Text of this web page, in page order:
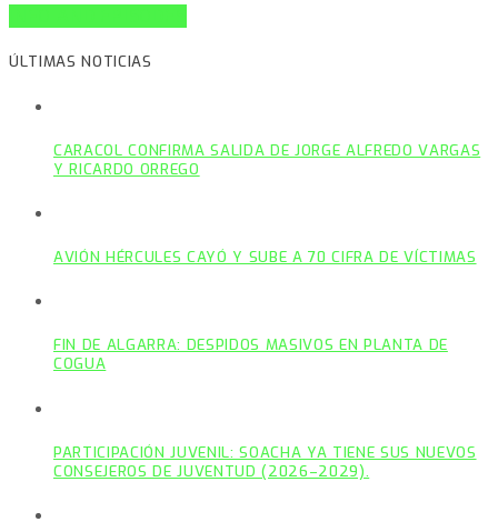
ÚLTIMAS NOTICIAS
CARACOL CONFIRMA SALIDA DE JORGE ALFREDO VARGAS
Y RICARDO ORREGO
AVIÓN HÉRCULES CAYÓ Y SUBE A 70 CIFRA DE VÍCTIMAS
FIN DE ALGARRA: DESPIDOS MASIVOS EN PLANTA DE
COGUA
PARTICIPACIÓN JUVENIL: SOACHA YA TIENE SUS NUEVOS
CONSEJEROS DE JUVENTUD (2026–2029).